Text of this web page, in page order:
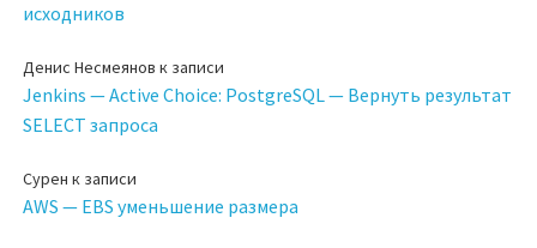
исходников
Денис Несмеянов к записи
Jenkins — Active Choice: PostgreSQL — Вернуть результат
SELECT запроса
Сурен к записи
AWS — EBS уменьшение размера